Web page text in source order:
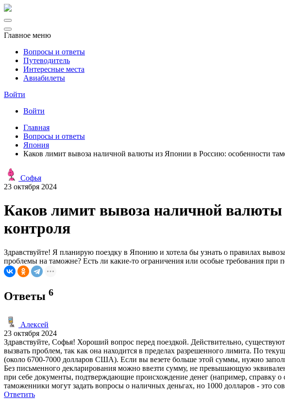
Главное меню
Вопросы и ответы
Путеводитель
Интересные места
Авиабилеты
Войти
Войти
Главная
Вопросы и ответы
Япония
Каков лимит вывоза наличной валюты из Японии в Россию: особенности
Софья
23 октября 2024
Каков лимит вывоза наличной валюты
контроля
Здравствуйте! Я планирую поездку в Японию и хотела бы узнать о правилах
проблемы на таможне? Есть ли какие-то ограничения или особые требования при
Ответы 6
Алексей
23 октября 2024
Здравствуйте, Софья! Хороший вопрос перед поездкой. Действительно,
вызвать проблем, так как она находится в пределах разрешенного лимита. По
(около 6700-7000 долларов США). Если вы везете больше этой суммы, нужно
Без письменного декларирования можно ввезти сумму, не превышающую
при себе документы, подтверждающие происхождение денег (например, справку о
таможенники могут задать вопросы о наличных деньгах, но 1000 долларов - это
Ответить